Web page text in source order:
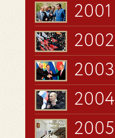
2001
2002
2003
2004
2005